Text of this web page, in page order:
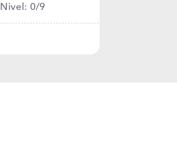
Nivel: 0/9